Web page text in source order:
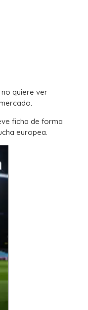
quiere ver
ficha de forma
europea.